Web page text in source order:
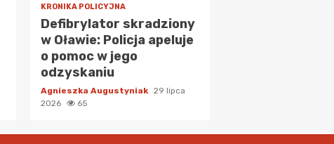
KRONIKA POLICYJNA
Defibrylator skradziony
w Oławie: Policja apeluje
o pomoc w jego
odzyskaniu
Agnieszka Augustyniak 29 lipca
2026
65